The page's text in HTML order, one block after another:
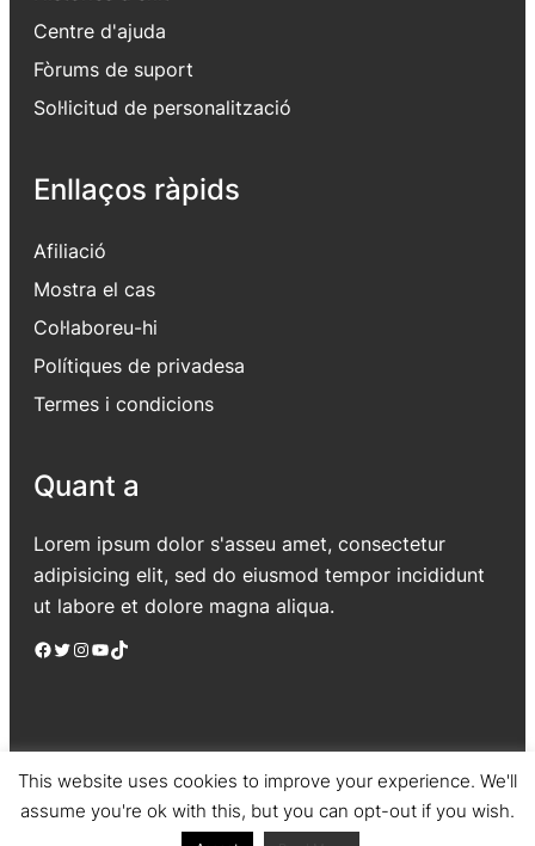
Centre d'ajuda
Fòrums de suport
Sol·licitud de personalització
Enllaços ràpids
Afiliació
Mostra el cas
Col·laboreu-hi
Polítiques de privadesa
Termes i condicions
Quant a
Lorem ipsum dolor s'asseu amet, consectetur
adipisicing elit, sed do eiusmod tempor incididunt
ut labore et dolore magna aliqua.
Facebook Twitter Instagram YouTube TikTok
Jadro |Powered by WordPress
This website uses cookies to improve your experience. We'll
assume you're ok with this, but you can opt-out if you wish.